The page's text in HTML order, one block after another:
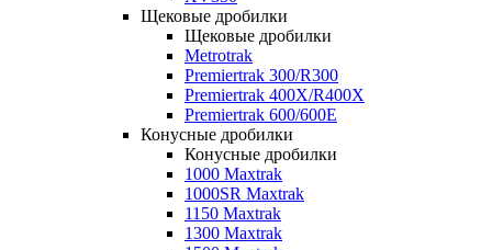
Щековые дробилки
Щековые дробилки
Metrotrak
Premiertrak 300/R300
Premiertrak 400X/R400X
Premiertrak 600/600E
Конусные дробилки
Конусные дробилки
1000 Maxtrak
1000SR Maxtrak
1150 Maxtrak
1300 Maxtrak